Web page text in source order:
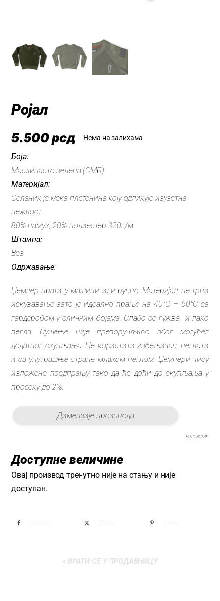
Ројал
5.500рсд Нема на залихама
Боја:
Маслинасто зелена (СМБ)
Материјал:
Селаник је мека плетенина коју одликује изузетна
нежност
80% памук, 20% полиестер 320г/м
Штампа:
Вез
Одржавање:
Џемпер прати у машини или ручно. Материјал не трпи
искувавање зато је идеално прање на 40°C – 60°C са
гардеробом у сличним бојама. Слабо се гужва и лако
пегла. Сушење није препоручљиво због могућег
додатног скупљања. Не користити избељивач, пеглати
и са унутрашње стране млаком пеглом. Џемпери нису
изложене предпрању тако да ће доћи до скупљања у
просеку до 2%.
Димензије производа
РЈЛ03СМБ
Доступне величине
Овај производ тренутно није на стању и није
доступан.
< ВРАТИ СЕ У ПРОДАВНИЦУ